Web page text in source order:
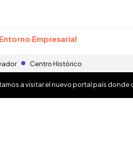
Empresarial
Centro Histórico
a visitar el nuevo portal país